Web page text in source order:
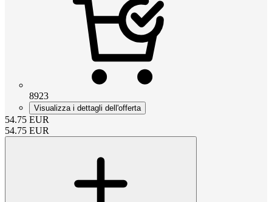
8923
Visualizza i dettagli dell'offerta
54.75 EUR
54.75 EUR